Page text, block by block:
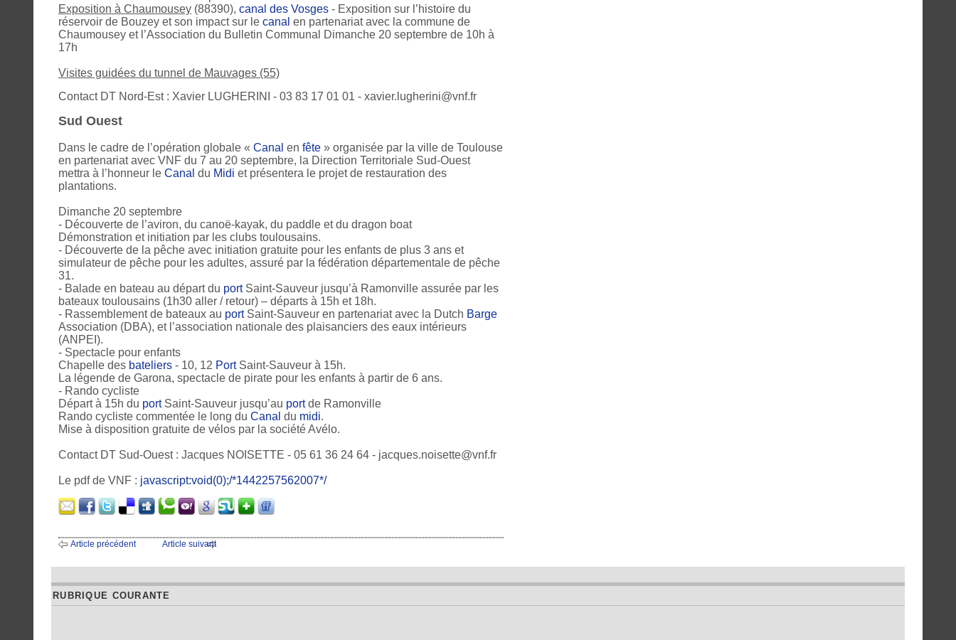
Exposition à Chaumousey (88390), canal des Vosges - Exposition sur l’histoire du
réservoir de Bouzey et son impact sur le canal en partenariat avec la commune de
Chaumousey et l’Association du Bulletin Communal Dimanche 20 septembre de 10h à
17h
Visites guidées du tunnel de Mauvages (55)
Contact DT Nord-Est : Xavier LUGHERINI - 03 83 17 01 01 - xavier.lugherini@vnf.fr
Sud Ouest
Dans le cadre de l’opération globale « Canal en fête » organisée par la ville de Toulouse
en partenariat avec VNF du 7 au 20 septembre, la Direction Territoriale Sud-Ouest
mettra à l’honneur le Canal du Midi et présentera le projet de restauration des
plantations.
Dimanche 20 septembre
- Découverte de l’aviron, du canoë-kayak, du paddle et du dragon boat
Démonstration et initiation par les clubs toulousains.
- Découverte de la pêche avec initiation gratuite pour les enfants de plus 3 ans et
simulateur de pêche pour les adultes, assuré par la fédération départementale de pêche
31.
- Balade en bateau au départ du portSaint-Sauveur jusqu’à Ramonville assurée par les
bateaux toulousains (1h30 aller / retour) – départs à 15h et 18h.
- Rassemblement de bateaux au portSaint-Sauveur en partenariat avec la Dutch Barge
Association (DBA), et l’association nationale des plaisanciers des eaux intérieurs
(ANPEI).
- Spectacle pour enfants
Chapelle des bateliers - 10, 12 PortSaint-Sauveur à 15h.
La légende de Garona, spectacle de pirate pour les enfants à partir de 6 ans.
- Rando cycliste
Départ à 15h du portSaint-Sauveur jusqu’au portde Ramonville
Rando cycliste commentée le long du Canal du midi.
Mise à disposition gratuite de vélos par la société Avélo.
Contact DT Sud-Ouest : Jacques NOISETTE - 05 61 36 24 64 - jacques.noisette@vnf.fr
Le pdf de VNF : javascript:void(0);/*1442257562007*/
Article précédent Article suivant
RUBRIQUE COURANTE